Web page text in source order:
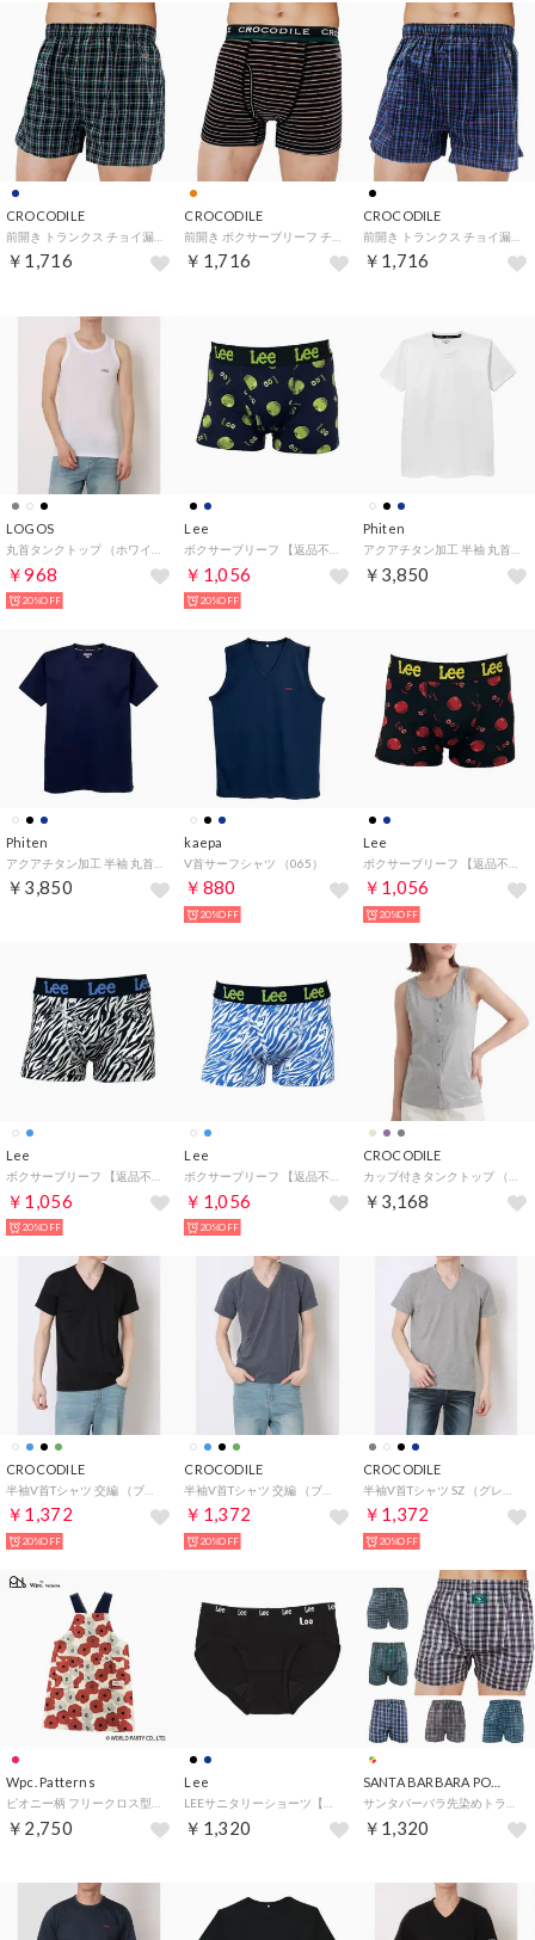
CROCODILE
￥1,716
CROCODILE
￥1,716
CROCODILE
前開き トランクス チョイ漏れ対策 綿100％ 【返品不可商品】 （ブラック）
￥1,716
LOGOS
丸首タンクトップ （ホワイト）
￥968
20%OFF
Lee
ボクサーブリーフ 【返品不可商品】 （ネイビー）
￥1,056
20%OFF
Phiten
アクアチタン加工 半袖 丸首 Tシャツ （ホワイト）
￥3,850
Phiten
￥3,850
kaepa
V首サーフシャツ （065）
￥880
20%OFF
Lee
￥1,056
20%OFF
Lee
ボクサーブリーフ 【返品不可商品】 （ホワイト）
￥1,056
20%OFF
Lee
ボクサーブリーフ 【返品不可商品】 （ブルー）
￥1,056
20%OFF
CROCODILE
カップ付きタンクトップ （グレー）
￥3,168
CROCODILE
￥1,372
20%OFF
CROCODILE
￥1,372
20%OFF
CROCODILE
￥1,372
20%OFF
Wpc. Patterns
ピオニー柄 フリークロス型エプロン （レッド）
￥2,750
Lee
LEEサニタリーショーツ【返品不可商品】 （ブラック）
￥1,320
サンタバーバラ先染めトランクス2枚組 【返品不可商品】 （アソート）
￥1,320